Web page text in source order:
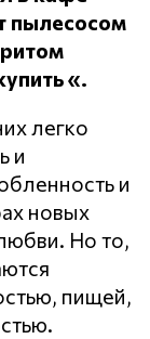
пылесосом
«.
легко
и
и
новых
Но то,
пищей,